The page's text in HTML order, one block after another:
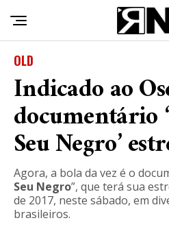
OLD
Indicado ao
documentário
Seu Negro’
Agora, a bola da vez é o
Seu Negro”, que terá sua
de 2017, neste sábado, em
brasileiros.